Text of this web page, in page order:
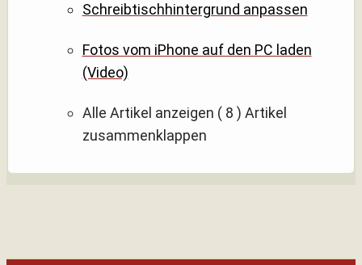
Schreibtischhintergrund anpassen
Fotos vom iPhone auf den PC laden
(Video)
Alle Artikel anzeigen ( 8 ) Artikel
zusammenklappen